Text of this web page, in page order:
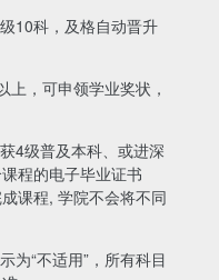
10科，及格自动晋升
，可申领学业奖状，
4级普及本科、或进深
程的电子毕业证书
课程, 学院不会将不同
为“不适用”，所有科目